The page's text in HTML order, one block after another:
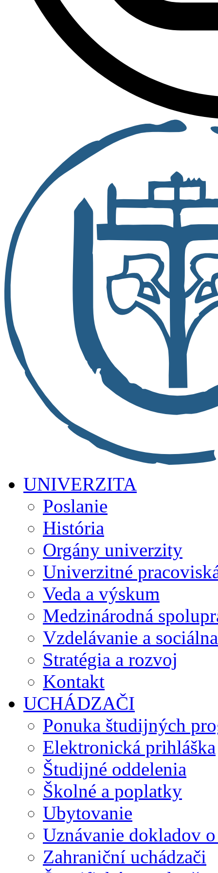
UNIVERZITA
Poslanie
História
Orgány univerzity
Univerzitné
Veda a výskum
Medzinárodná
Vzdelávanie a
Stratégia a rozvoj
Kontakt
UCHÁDZAČI
Ponuka študijných
Elektronická prihláška
Študijné oddelenia
Školné a poplatky
Ubytovanie
Uznávanie dokladov
Zahraniční uchádzači